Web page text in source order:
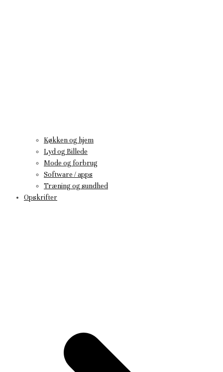
Køkken og hjem
Lyd og Billede
Mode og forbrug
Software / apps
Træning og sundhed
Opskrifter